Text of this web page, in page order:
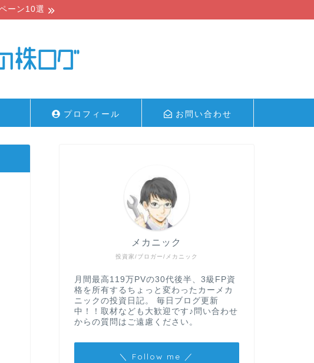
ーン10選
プロフィール お問い合わせ
投資家/ブロガー/メカニック
メカニック
月間最高119万PVの30代後半、3級FP資
格を所有するちょっと変わったカーメカ
ニックの投資日記。 毎日ブログ更新
中！！取材なども大歓迎です♪問い合わせ
からの質問はご遠慮ください。
＼ Follow me ／